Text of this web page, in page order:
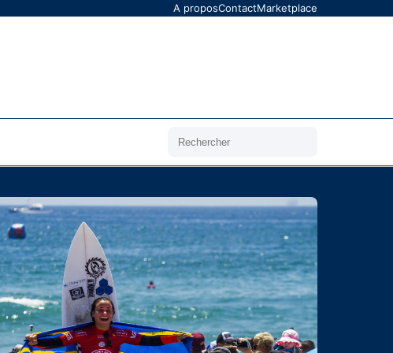
A proposContactMarketplace
Rechercher